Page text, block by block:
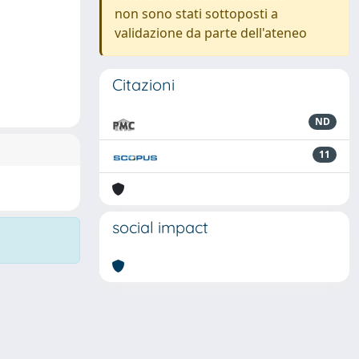
non sono stati sottoposti a
validazione da parte dell'ateneo
Citazioni
ND
11
social impact